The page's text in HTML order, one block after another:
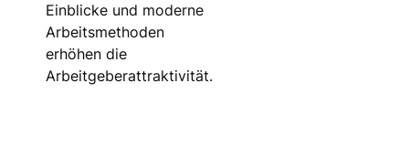
Einblicke und moderne
Arbeitsmethoden
erhöhen die
Arbeitgeberattraktivität.